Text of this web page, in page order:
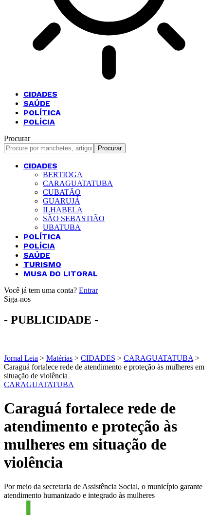
CIDADES
SAÚDE
POLÍTICA
POLÍCIA
Procurar
CIDADES
BERTIOGA
CARAGUATATUBA
CUBATÃO
GUARUJÁ
ILHABELA
SÃO SEBASTIÃO
UBATUBA
POLÍTICA
POLÍCIA
SAÚDE
TURISMO
MUSA DO LITORAL
Você já tem uma conta? Entrar
Siga-nos
- PUBLICIDADE -
Jornal Leia > Matérias > CIDADES > CARAGUATATUBA >
Caraguá fortalece rede de atendimento e proteção às mulheres em
situação de violência
CARAGUATATUBA
Caraguá fortalece rede de
atendimento e proteção às
mulheres em situação de
violência
Por meio da secretaria de Assistência Social, o município garante
atendimento humanizado e integrado às mulheres